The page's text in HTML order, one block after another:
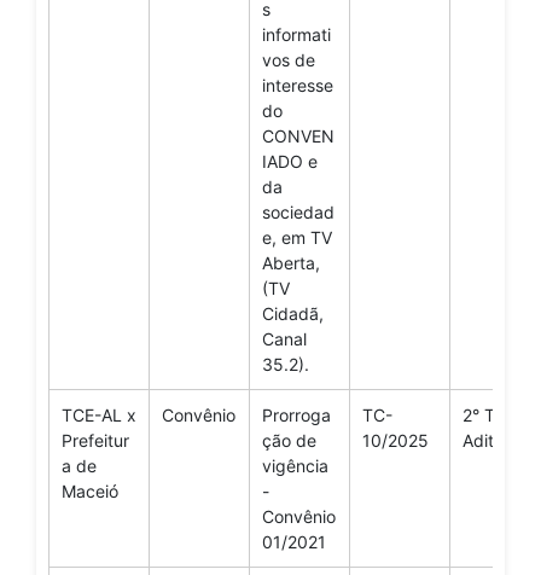
s
informati
vos de
interesse
do
CONVEN
IADO e
da
sociedad
e, em TV
Aberta,
(TV
Cidadã,
Canal
35.2).
TCE-AL x
Prefeitur
a de
Maceió
Convênio
Prorroga
ção de
vigência
-
Convênio
01/2021
TC-
10/2025
2° Termo
Aditivo